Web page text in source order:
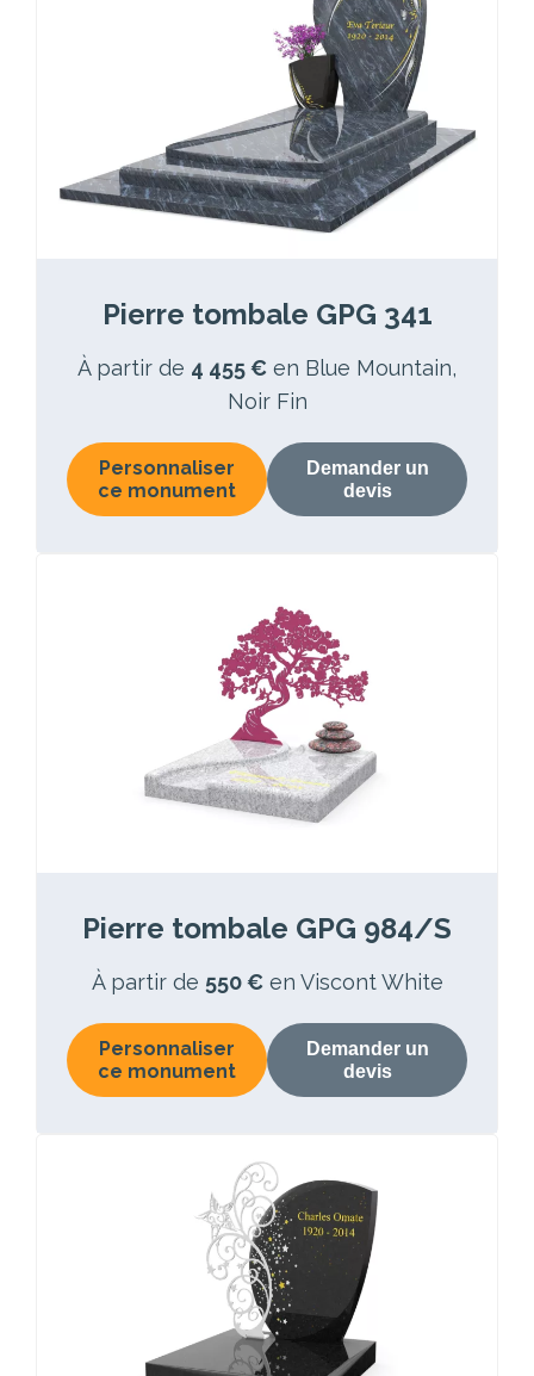
Pierre tombale GPG 341
À partir de 4 455 € en Blue Mountain,
Noir Fin
Personnaliser
ce monument
Demander un
devis
Pierre tombale GPG 984/S
À partir de 550 € en Viscont White
Personnaliser
ce monument
Demander un
devis